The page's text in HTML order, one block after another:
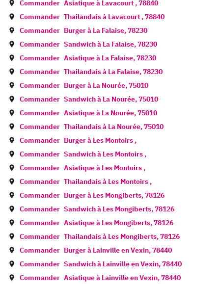
Commander Asiatique à Lavacourt ,78840
Commander Thailandais à Lavacourt ,78840
Commander Burger à La Falaise,78230
Commander Sandwich à La Falaise,78230
Commander Asiatique à La Falaise,78230
Commander Thailandais à La Falaise,78230
Commander Burger à La Nourée,75010
Commander Sandwich à La Nourée,75010
Commander Asiatique à La Nourée,75010
Commander Thailandais à La Nourée,75010
Commander Burger à Les Montoirs ,
Commander Sandwich à Les Montoirs ,
Commander Asiatique à Les Montoirs ,
Commander Thailandais à Les Montoirs ,
Commander Burger à Les Mongiberts,78126
Commander Sandwich à Les Mongiberts,78126
Commander Asiatique à Les Mongiberts,78126
Commander Thailandais à Les Mongiberts,78126
Commander Burger à Lainville en Vexin,78440
Commander Sandwich à Lainville en Vexin,78440
Commander Asiatique à Lainville en Vexin,78440